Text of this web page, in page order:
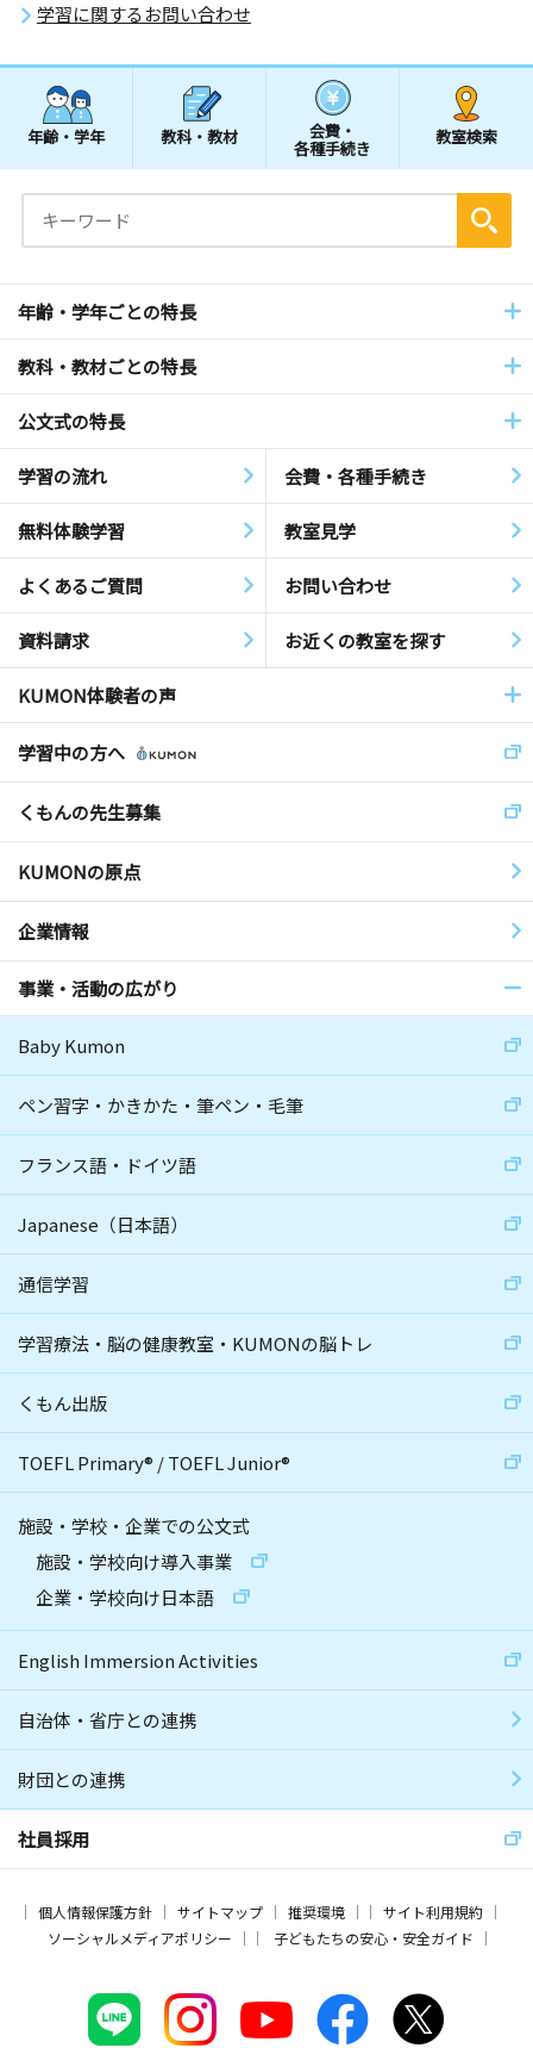
学習に関するお問い合わせ
年齢・学年 教科・教材 会費・
各種手続き
教室検索
年齢・学年ごとの特長
教科・教材ごとの特長
公文式の特長
学習の流れ 会費・各種手続き
無料体験学習 教室見学
よくあるご質問 お問い合わせ
資料請求 お近くの教室を探す
KUMON体験者の声
学習中の方へ
くもんの先生募集
KUMONの原点
企業情報
事業・活動の広がり
Baby Kumon
ペン習字・かきかた・筆ペン・毛筆
フランス語・ドイツ語
Japanese（日本語）
通信学習
学習療法・脳の健康教室・KUMONの脳トレ
くもん出版
TOEFL Primary® /TOEFL Junior®
施設・学校・企業での公文式
施設・学校向け導入事業
企業・学校向け日本語
English Immersion Activities
自治体・省庁との連携
財団との連携
社員採用
個人情報保護方針 サイトマップ 推奨環境
サイト利用規約
ソーシャルメディアポリシー
子どもたちの安心・安全ガイド